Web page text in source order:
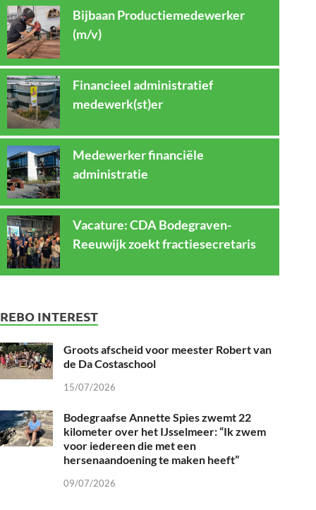
Bijbaan Productiemedewerker
(m/v)
Financieel administratief
medewerk(st)er
Medewerker financiële
administratie
Vacature: CDA Bodegraven-
Reeuwijk zoekt fractiesecretaris
REBO INTEREST
Groots afscheid voor meester Robert van
de Da Costaschool
15/07/2026
Bodegraafse Annette Spies zwemt 22
kilometer over het IJsselmeer: “Ik zwem
voor iedereen die met een
hersenaandoening te maken heeft”
09/07/2026